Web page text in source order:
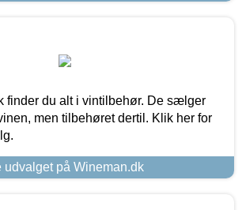
finder du alt i vintilbehør. De sælger
men tilbehøret dertil. Klik her for
udvalget på Wineman.dk